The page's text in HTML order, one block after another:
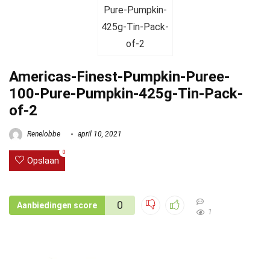
Americas-Finest-Pumpkin-Puree-
100-Pure-Pumpkin-425g-Tin-Pack-
of-2
Renelobbe april 10, 2021
Opslaan
0
Aanbiedingen score 0
1